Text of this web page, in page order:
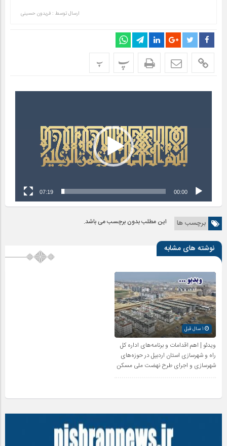
ارسال توسط : فریدون حسینی
پ پ
00:00
07:19
برچسب ها این مطلب بدون برچسب می باشد.
نوشته های مشابه
1 سال قبل
ویدئو | اهم اقدامات و برنامه‌های اداره کل
راه و شهرسازی استان اردبیل در حوزه‌های
شهرسازی و اجرای طرح نهضت ملی مسکن